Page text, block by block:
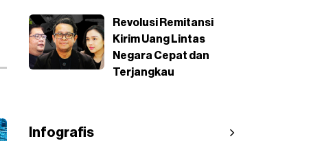
Revolusi Remitansi
Kirim Uang Lintas
Negara Cepat dan
Terjangkau
Infografis